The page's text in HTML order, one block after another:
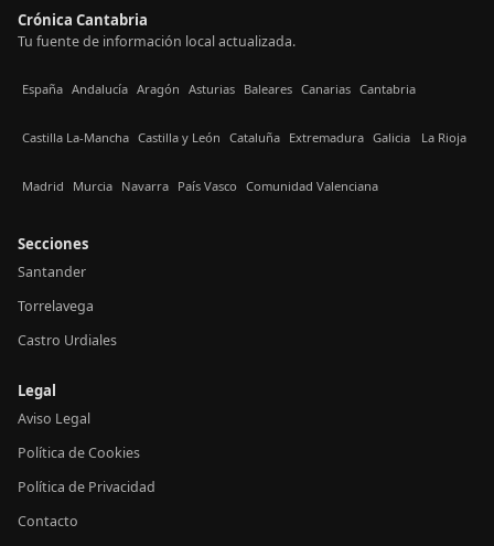
Crónica Cantabria
Tu fuente de información local actualizada.
España Andalucía Aragón Asturias Baleares Canarias Cantabria
Castilla La-Mancha Castilla y León Cataluña Extremadura Galicia La Rioja
Madrid Murcia Navarra País Vasco Comunidad Valenciana
Secciones
Santander
Torrelavega
Castro Urdiales
Legal
Aviso Legal
Política de Cookies
Política de Privacidad
Contacto